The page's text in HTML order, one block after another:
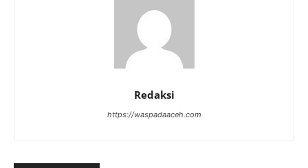
Redaksi
https://waspadaaceh.com